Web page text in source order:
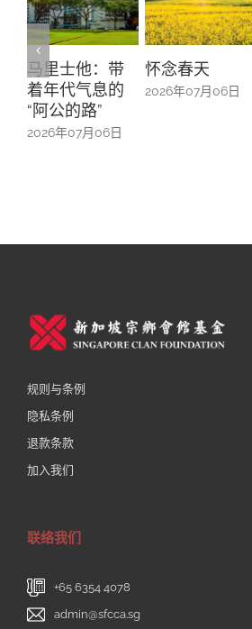
马里士他：带
着年代气息的
“阿公的路”
2026年07月06日
怀念春天
2026年07月06日
规则与条例
隐私条例
退款条款
加入我们
联络我们
+65 6354 4078
admin@sfcca.sg